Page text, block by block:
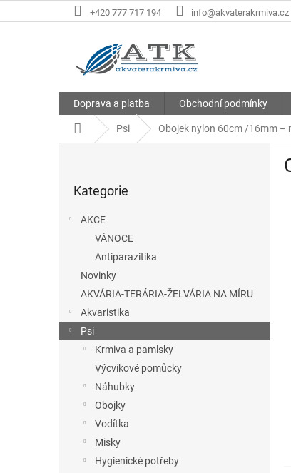
na
+420 777 717 194 info@akvaterakrmiva.cz
Doprava a platba Obchodní podmínky
Domů Psi Obojek nylon 60cm /16mm –
n
e
kategorie
Kategorie
AKCE
VÁNOCE
Antiparazitika
Novinky
AKVÁRIA-TERÁRIA-ŽELVÁRIA NA MÍRU
Akvaristika
Psi
Krmiva a pamlsky
Výcvikové pomůcky
Náhubky
Obojky
Vodítka
Misky
Hygienické potřeby